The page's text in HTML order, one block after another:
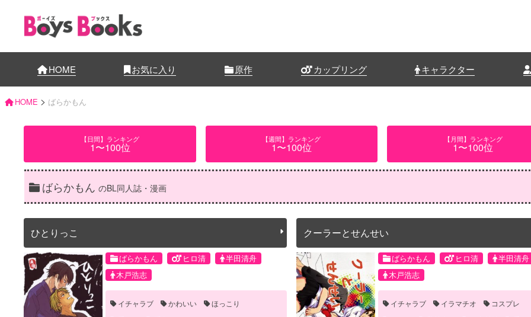
HOME お気に入り 原作 カップリング キャラクター
HOME > ばらかもん
【日間】ランキング
1〜100位
【週間】ランキング
1〜100位
【月間】ランキング
1〜100位
ばらかもんのBL同人誌・漫画
ひとりっこ
ばらかもん ヒロ清
半田清舟
木戸浩志
イチャラブ かわいい
ほっこり
クーラーとせんせい
ばらかもん ヒロ清
半田清舟
木戸浩志
イチャラブ イラマチオ
コスプレ